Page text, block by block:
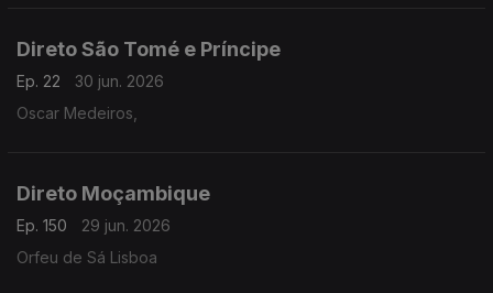
Direto São Tomé e Príncipe
Ep. 22
30 jun. 2026
Oscar Medeiros,
Direto Moçambique
Ep. 150
29 jun. 2026
Orfeu de Sá Lisboa